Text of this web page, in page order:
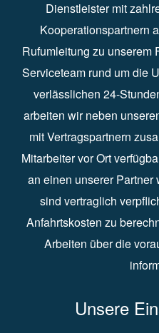
Dienstleister mit
Kooperationspartnern
Rufumleitung zu unserem
Serviceteam rund um die
verlässlichen 24-
arbeiten wir neben
mit Vertragspartnern
Mitarbeiter vor Ort
an einen unserer Partner
sind vertraglich
Anfahrtskosten zu
Arbeiten über die
Unsere